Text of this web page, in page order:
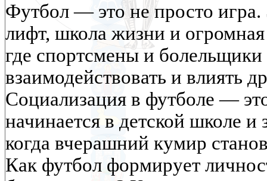
Футбол — это не просто
лифт, школа жизни и
где спортсмены и болельщики
взаимодействовать и влиять
Социализация в футболе —
начинается в детской школе и
когда вчерашний кумир
Как футбол формирует